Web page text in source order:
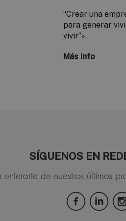
“Crear una
para generar
vivir”».
Más info
SÍGUENOS EN
de nuestros últimos